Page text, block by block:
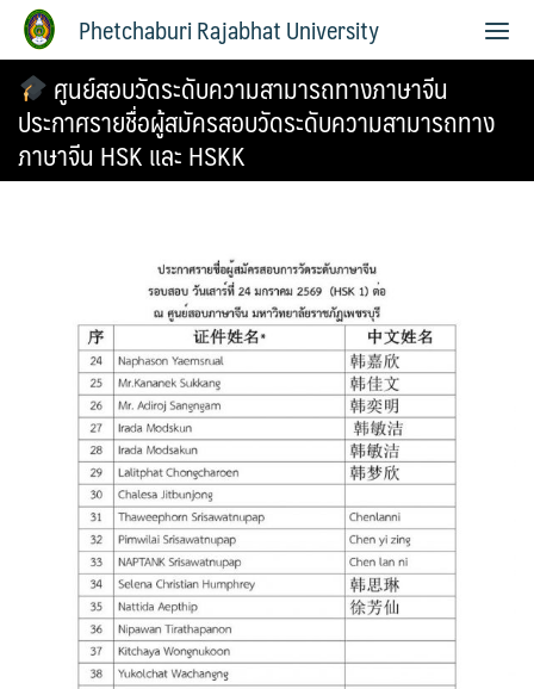
Phetchaburi Rajabhat University
ศูนย์สอบวัดระดับความสามารถทางภาษาจีน
ประกาศรายชื่อผู้สมัครสอบวัดระดับความสามารถทาง
ภาษาจีน HSK และ HSKK